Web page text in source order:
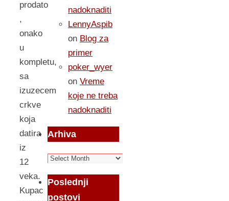
prodato
,
onako
u
kompletu,
sa
izuzecem
crkve
koja
datira
iz
12
veka.
Kupac
nadoknaditi
LennyAspib
on Blog za
primer
poker_wyer
on Vreme
koje ne treba
nadoknaditi
Arhiva
Arhiva
Poslednji
postovi